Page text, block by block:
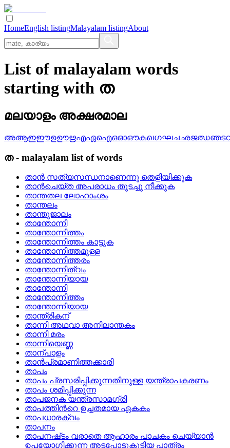
HomeEnglish listingMalayalam listingAbout
List of malayalam words
starting with ത
മലയാളം അക്ഷരമാല
അആഇഈഉഊഋഎഏഐഒഓഔകഖഗഘചഛജഝഞട
ത- malayalam list of words
താന്‍ സത്യസന്ധനാണെന്നു തെളിയിക്കുക
താന്‍ചെയ്‌ത അപരാധം തുടച്ചു നീക്കുക
താന്തതല ലോഹാംശം
താന്തലം
താന്തുജാലം
താന്തോന്നി
താന്തോന്നിത്തം
താന്തോന്നിത്തം കാട്ടുക
താന്തോന്നിത്തമുള്ള
താന്തോന്നിത്തരം
താന്തോന്നിത്വം
താന്തോന്നിയായ
താന്തോന്നി
താന്തോന്നിത്തം
താന്തോന്നിയായ
താന്ത്രികന്
താന്നി അഥവാ അനിലാന്തകം
താന്നി മരം
താന്നിയെണ്ണ
താന്പാളം
താന്‍പ്രമാണിത്തക്കാരി
താപം
താപം പ്രസരിപ്പിക്കുന്നതിനുള്ള യന്ത്രാപകരണം
താപം ശമിപ്പിക്കുന്ന
താപജനക യന്ത്രസാമഗ്രി
താപത്തിന്‍റെ ഉച്ചതമായ ഏകകം
താപധാരക്വം
താപനം
താപനഷ്‌ടം വരാതെ ആഹാരം പാചകം ചെയ്യാന്‍
ഉപയോഗിക്കുന്ന അടപ്പോടുകൂടിയ പാത്രം